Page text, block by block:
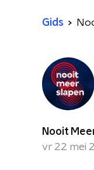
Gids
Nooit
vr 22 mei